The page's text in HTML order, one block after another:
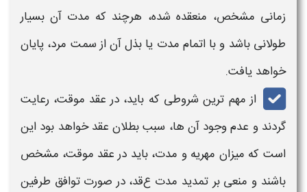
زمانی مشخص، منعقده شده، هرچند که مدت آن بسیار
طولانی باشد و با اتمام مدت یا بذلآن از سمت مرد، پایان
خواهد یافت.
از مهم ترین شروطی که باید، درعقد موقت، رعایت
گردند و عدم وجود آن ها، سبب بطلان عقد خواهد بود این
است که میزان مهریه و مدت، باید درعقد موقت، مشخص
باشند و منعی بر تمدید مدت عقد، در صورت توافق طرفین